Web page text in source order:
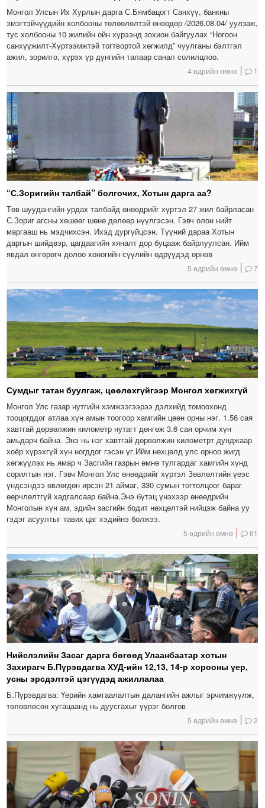
Монгол Улсын Их Хурлын дарга С.Бямбацогт Санхүү, банкны
эмэгтэйчүүдийн холбооны төлөөлөлтэй өнөөдөр /2026.08.04/ уулзаж,
тус холбооны 10 жилийн ойн хүрээнд зохион байгуулах “Ногоон
санхүүжилт-Хүртээмжтэй тогтвортой хөгжилд” чуулганы бэлтгэл
ажил, зорилго, хүрэх үр дүнгийн талаар санал солилцлоо.
4 өдрийн өмнө 1
“С.Зоригийн талбай” болгочих, Хотын дарга аа?
Төв шуудангийн урдах талбайд өнөөдрийг хүртэл 27 жил байрласан
С.Зориг агсны хөшөөг шөнө дөлөөр нүүлгэсэн. Гэвч олон нийт
маргааш нь мэдчихсэн. Ихэд дургүйцсэн. Түүний дараа Хотын
даргын шийдвэр, цагдаагийн хяналт дор буцааж байрлуулсан. Ийм
явдал өнгөрөгч долоо хоногийн сүүлийн өдрүүдэд өрнөв
5 өдрийн өмнө 7
Сумдыг татан буулгаж, цөөлөхгүйгээр Монгол хөгжихгүй
Монгол Улс газар нутгийн хэмжээгээрээ дэлхийд томоохонд
тооцогддог атлаа хүн амын тоогоор хамгийн цөөн орны нэг. 1.56 сая
хавтгай дөрвөлжин километр нутагт дөнгөж 3.6 сая орчим хүн
амьдарч байна. Энэ нь нэг хавтгай дөрвөлжин километрт дунджаар
хоёр хүрэхгүй хүн ногддог гэсэн үг.Ийм нөхцөлд улс орноо жигд
хөгжүүлэх нь ямар ч Засгийн газрын өмнө тулгардаг хамгийн хүнд
сорилтын нэг. Гэвч Монгол Улс өнөөдрийг хүртэл Зөвлөлтийн үеэс
үндсэндээ өвлөгдөн ирсэн 21 аймаг, 330 сумын тогтолцоог бараг
өөрчлөлтгүй хадгалсаар байна.Энэ бүтэц үнэхээр өнөөдрийн
Монголын хүн ам, эдийн засгийн бодит нөхцөлтэй нийцэж байна уу
гэдэг асуултыг тавих цаг хэдийнэ болжээ.
5 өдрийн өмнө 61
Нийслэлийн Засаг дарга бөгөөд Улаанбаатар хотын
Захирагч Б.Пүрэвдагва ХУД-ийн 12,13, 14-р хорооны үер,
усны эрсдэлтэй цэгүүдэд ажиллалаа
Б.Пүрэвдагва: Үерийн хамгаалалтын далангийн ажлыг эрчимжүүлж,
төлөвлөсөн хугацаанд нь дуусгахыг үүрэг болгов
5 өдрийн өмнө 2